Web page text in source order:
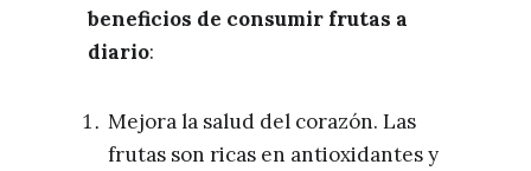
beneficios de consumir frutas a
diario:
Mejora la salud del corazón. Las
frutas son ricas en antioxidantes y